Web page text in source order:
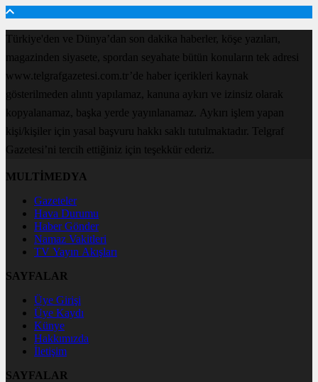
Türkiye'den ve Dünya’dan son dakika haberler, köşe yazıları,
magazinden siyasete, spordan seyahate bütün konuların tek adresi
www.telgrafgazetesi.com.tr’de haber içerikleri kaynak
gösterilmeden alıntı yapılamaz, kanuna aykırı ve izinsiz olarak
kopyalanamaz, başka yerde yayınlanamaz. Aykırı işlem yapan
kişi/kişiler için yasal başvuru hakkı saklı tutulmaktadır. Telgraf
Gazetesi’ni tercih ettiğiniz için teşekkür ederiz.
MULTİMEDYA
Gazeteler
Hava Durumu
Haber Gönder
Namaz Vakitleri
TV Yayın Akışları
SAYFALAR
Üye Girişi
Üye Kaydı
Künye
Hakkımızda
İletişim
SAYFALAR